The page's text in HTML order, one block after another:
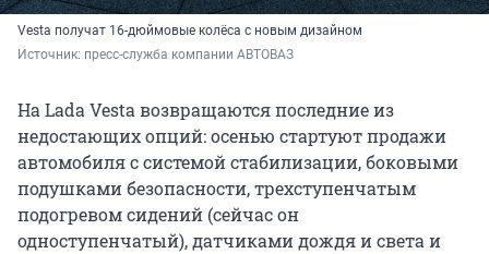
Vesta получат 16-дюймовые колёса с новым дизайном
Источник: пресс-служба компании АВТОВАЗ
На Lada Vesta возвращаются последние из
недостающих опций: осенью стартуют продажи
автомобиля с системой стабилизации, боковыми
подушками безопасности, трехступенчатым
подогревом сидений (сейчас он
одноступенчатый), датчиками дождя и света и